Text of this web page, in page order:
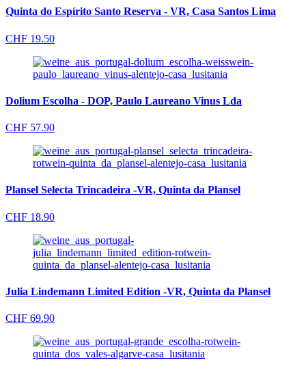
Quinta do Espírito Santo Reserva - VR, Casa Santos Lima
CHF 19.50
Dolium Escolha - DOP, Paulo Laureano Vinus Lda
CHF 57.90
Plansel Selecta Trincadeira -VR, Quinta da Plansel
CHF 18.90
Julia Lindemann Limited Edition -VR, Quinta da Plansel
CHF 69.90